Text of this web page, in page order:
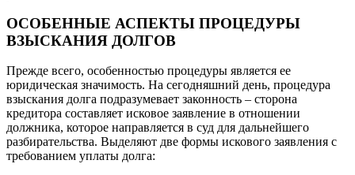
ОСОБЕННЫЕ АСПЕКТЫ ПРОЦЕДУРЫ
ВЗЫСКАНИЯ ДОЛГОВ
Прежде всего, особенностью процедуры является ее
юридическая значимость. На сегодняшний день, процедура
взыскания долга подразумевает законность – сторона
кредитора составляет исковое заявление в отношении
должника, которое направляется в суд для дальнейшего
разбирательства. Выделяют две формы искового заявления с
требованием уплаты долга: